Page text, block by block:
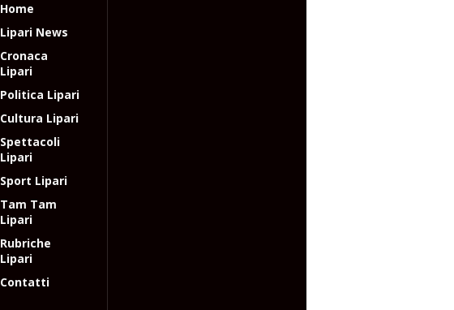
Home
Lipari News
Cronaca
Lipari
Politica Lipari
Cultura Lipari
Spettacoli
Lipari
Sport Lipari
Tam Tam
Lipari
Rubriche
Lipari
Contatti